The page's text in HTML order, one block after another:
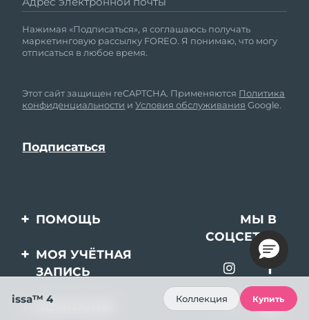
Нажимая «Подписаться», я соглашаюсь получать
маркетинговую рассылку FOREO. Я понимаю, что могу
отписаться в любое время.
Этот сайт защищен reCAPTCHA. Применяются Политика
конфиденциальности иУсловия обслуживания Google.
ПОМОЩЬ
Свяжитесь с нами
Заказ и доставка
Гарантия и возврат
МЫ В
СОЦСЕТЯХ
МОЯ УЧЁТНАЯ
ЗАПИСЬ
Регистрация продукта
КОМПАНИЯ
issa™ 4 Коллекция Купить